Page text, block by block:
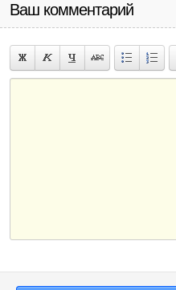
Ваш комментарий